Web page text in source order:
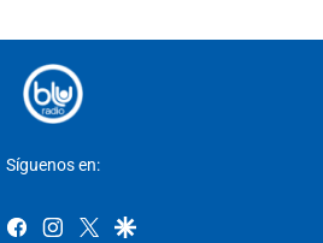
Síguenos en:
whatsappfacebookinstagram
twittergoogle